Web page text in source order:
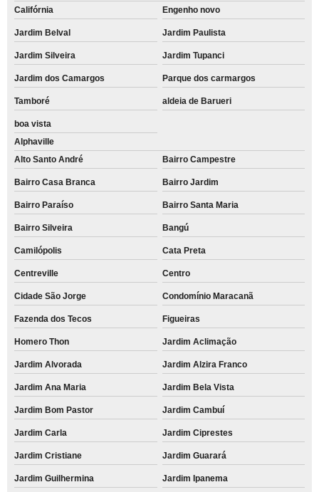
Califórnia Engenho novo
Jardim Belval Jardim Paulista
Jardim Silveira Jardim Tupanci
Jardim dos Camargos Parque dos carmargos
Tamboré aldeia de Barueri
boa vista
Alphaville
Alto Santo André
Bairro Campestre
Bairro Casa Branca Bairro Jardim
Bairro Paraíso Bairro Santa Maria
Bairro Silveira Bangú
Camilópolis Cata Preta
Centreville Centro
Cidade São Jorge Condomínio Maracanã
Fazenda dos Tecos Figueiras
Homero Thon Jardim Aclimação
Jardim Alvorada Jardim Alzira Franco
Jardim Ana Maria Jardim Bela Vista
Jardim Bom Pastor Jardim Cambuí
Jardim Carla Jardim Ciprestes
Jardim Cristiane Jardim Guarará
Jardim Guilhermina Jardim Ipanema